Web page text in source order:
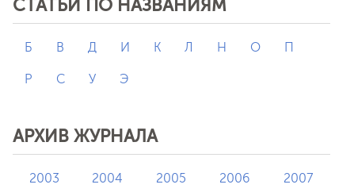
СТАТЬИ ПО НАЗВАНИЯМ
Б В Д И К Л Н О П
Р С У Э
АРХИВ ЖУРНАЛА
2003 2004 2005 2006 2007